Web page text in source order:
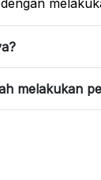
melakukan